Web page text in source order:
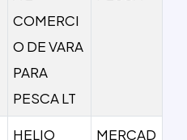
COMERCI
O DE VARA
PARA
PESCA LT
HELIO
MERCAD